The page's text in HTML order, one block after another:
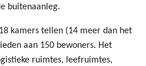
buitenaanleg.
kamers tellen (14 meer dan het
aan 150 bewoners. Het
ruimtes, leefruimtes,